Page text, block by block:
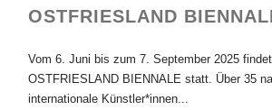
OSTFRIESLAND
Vom 6. Juni bis zum 7. September 2025
OSTFRIESLAND BIENNALE statt. Über 35
internationale Künstler*innen...